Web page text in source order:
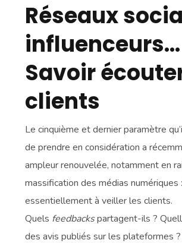
Réseaux
influenceurs…
Savoir
clients
Le cinquième et dernier paramètre
de prendre en considération a
ampleur renouvelée, notamment en
massification des médias numériques
essentiellement à veiller les clients.
Quels feedbackspartagent-ils ?
des avis publiés sur les plateformes